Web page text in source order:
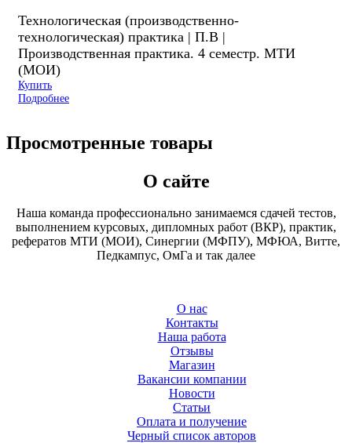
Технологическая (производственно-
технологическая) практика | П.В |
Производственная практика. 4 семестр. МТИ
(МОИ)
Купить
Подробнее
Просмотренные товары
О сайте
Наша команда профессионально занимаемся сдачей тестов,
выполнением курсовых, дипломных работ (ВКР), практик,
рефератов МТИ (МОИ), Синергии (МФПУ), МФЮА, Витте,
Педкампус, ОмГа и так далее
О нас
Контакты
Наша работа
Отзывы
Магазин
Вакансии компании
Новости
Статьи
Оплата и получение
Черный список авторов